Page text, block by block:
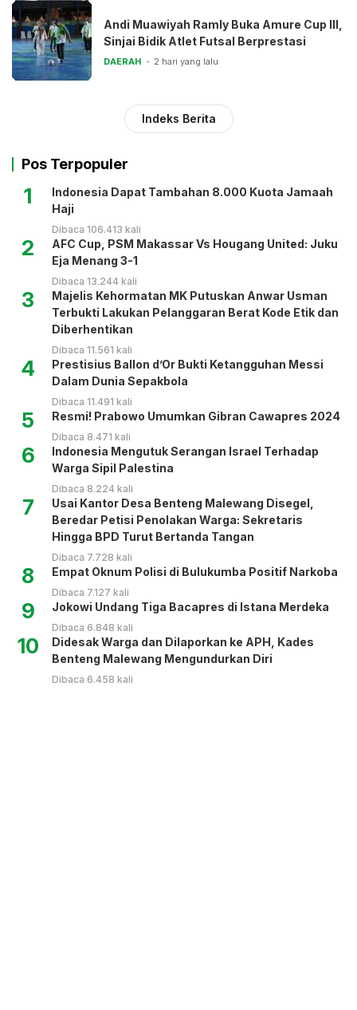
Andi Muawiyah Ramly Buka Amure Cup III,
Sinjai Bidik Atlet Futsal Berprestasi
DAERAH 2 hari yang lalu
Indeks Berita
Pos Terpopuler
1
Indonesia Dapat Tambahan 8.000 Kuota Jamaah
Haji
Dibaca 106.413 kali
2
AFC Cup, PSM Makassar Vs Hougang United: Juku
Eja Menang 3-1
Dibaca 13.244 kali
3
Majelis Kehormatan MK Putuskan Anwar Usman
Terbukti Lakukan Pelanggaran Berat Kode Etik dan
Diberhentikan
Dibaca 11.561 kali
4
Prestisius Ballon d’Or Bukti Ketangguhan Messi
Dalam Dunia Sepakbola
Dibaca 11.491 kali
5 Resmi! Prabowo Umumkan Gibran Cawapres 2024
Dibaca 8.471 kali
6
Indonesia Mengutuk Serangan Israel Terhadap
Warga Sipil Palestina
Dibaca 8.224 kali
7
Usai Kantor Desa Benteng Malewang Disegel,
Beredar Petisi Penolakan Warga: Sekretaris
Hingga BPD Turut Bertanda Tangan
Dibaca 7.728 kali
8 Empat Oknum Polisi di Bulukumba Positif Narkoba
Dibaca 7.127 kali
9 Jokowi Undang Tiga Bacapres di Istana Merdeka
Dibaca 6.848 kali
10
Didesak Warga dan Dilaporkan ke APH, Kades
Benteng Malewang Mengundurkan Diri
Dibaca 6.458 kali